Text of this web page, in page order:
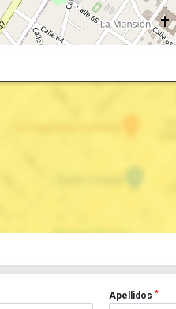
Apellidos *